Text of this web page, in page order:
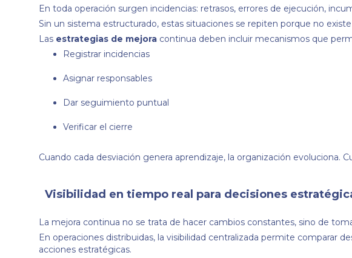
En toda operación surgen incidencias: retrasos, errores de ejecución,
Sin un sistema estructurado, estas situaciones se repiten porque no existe
Las estrategias de mejora continua deben incluir mecanismos que
Registrar incidencias
Asignar responsables
Dar seguimiento puntual
Verificar el cierre
Cuando cada desviación genera aprendizaje, la organización evoluciona.
Visibilidad en tiempo real para decisiones
La mejora continua no se trata de hacer cambios constantes, sino de
En operaciones distribuidas, la visibilidad centralizada permite comparar
acciones estratégicas.